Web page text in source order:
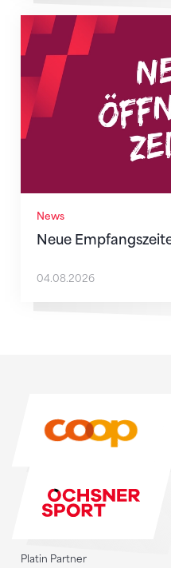
News
Neue
Neue Empfangszeiten
04.08.2026
Platin Partner